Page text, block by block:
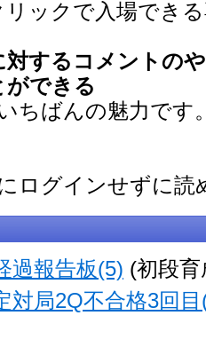
ックで入場でき
対するコメントの
ができる
ばんの魅力です
グインせずに読
過報告板(5) (初段
対局2Q不合格3回目